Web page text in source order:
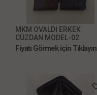
MKM OVALDİ ERKEK
CÜZDAN MODEL-02
Fiyatı Görmek için Tıklayın